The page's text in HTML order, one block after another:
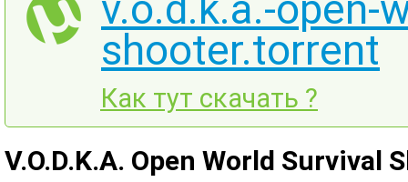
shooter.torrent
Как тут скачать ?
V.O.D.K.A. Open World Survival